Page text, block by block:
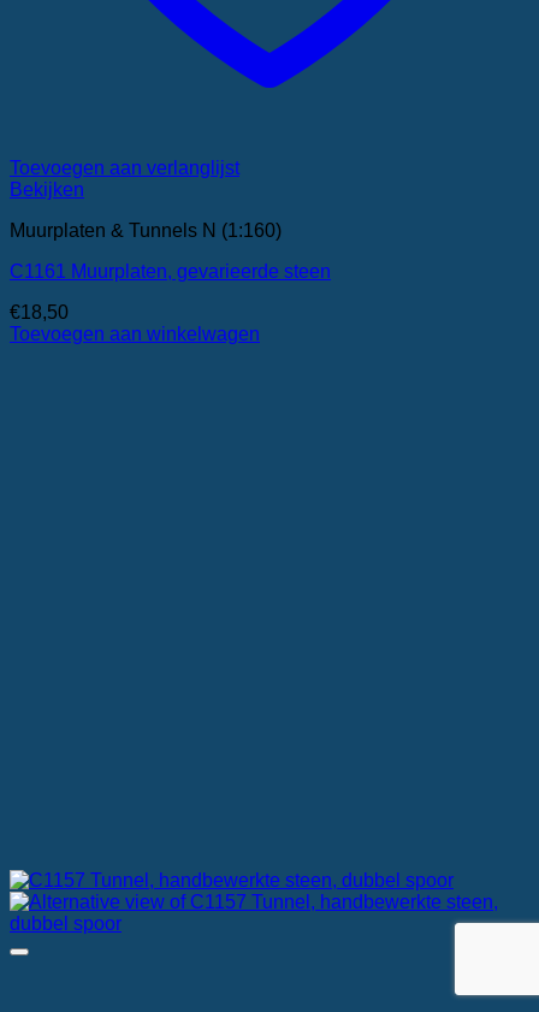
Toevoegen aan verlanglijst
Bekijken
Muurplaten & Tunnels N (1:160)
C1161 Muurplaten, gevarieerde steen
€18,50
Toevoegen aan winkelwagen